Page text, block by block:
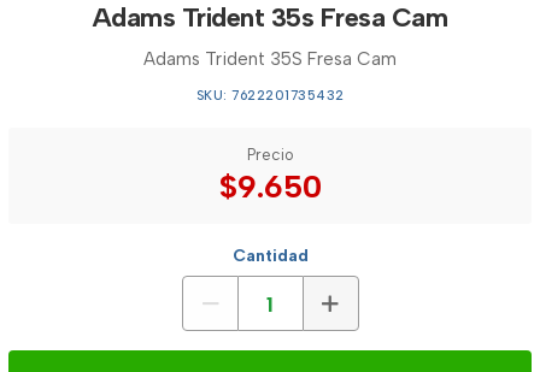
Adams Trident 35s Fresa Cam
Adams Trident 35S Fresa Cam
SKU: 7622201735432
Precio
$9.650
Cantidad